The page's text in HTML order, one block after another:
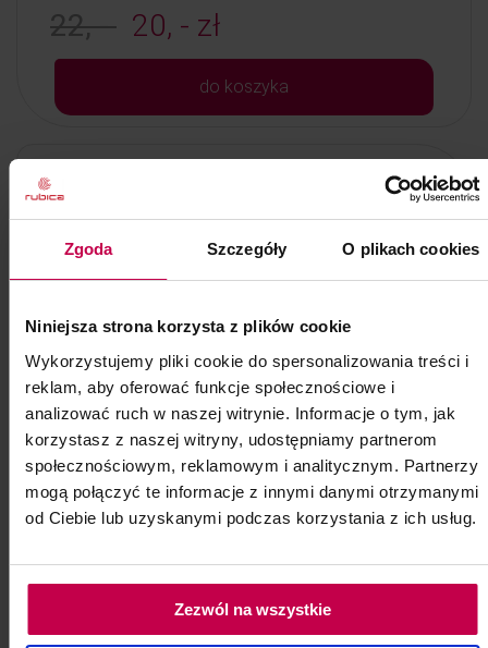
Zgoda Szczegóły O plikach cookies
Niniejsza strona korzysta z plików cookie
Wykorzystujemy pliki cookie do spersonalizowania treści i
reklam, aby oferować funkcje społecznościowe i
analizować ruch w naszej witrynie. Informacje o tym, jak
korzystasz z naszej witryny, udostępniamy partnerom
społecznościowym, reklamowym i analitycznym. Partnerzy
mogą połączyć te informacje z innymi danymi otrzymanymi
od Ciebie lub uzyskanymi podczas korzystania z ich usług.
Zezwól na wszystkie
22, - 20, - zł
do koszyka